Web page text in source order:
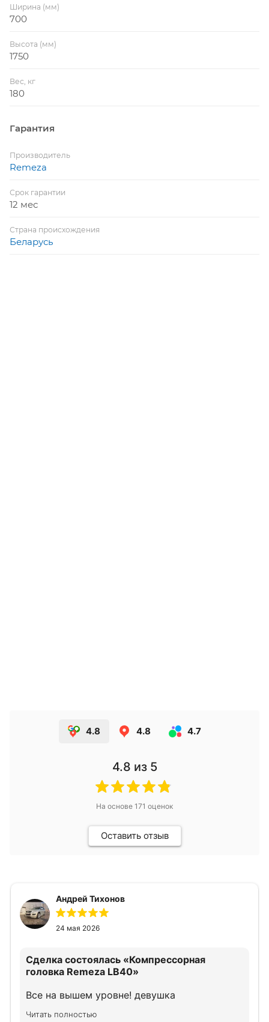
Ширина (мм)
700
Высота (мм)
1750
Вес, кг
180
Гарантия
Производитель
Remeza
Срок гарантии
12 мес
Страна происхождения
Беларусь
4.8 4.8 4.7
4.8 из 5
На основе 171 оценок
Оставить отзыв
Андрей Тихонов
24 мая 2026
Сделка состоялась «Компрессорная
головка Remeza LB40»
Все на вышем уровне! девушка
Читать полностью